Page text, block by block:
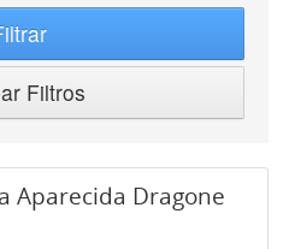
Filtros
Aparecida Dragone